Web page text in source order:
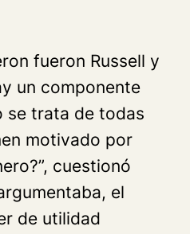
fueron Russell y
un componente
se trata de todas
motivado por
cuestionó
el
de utilidad